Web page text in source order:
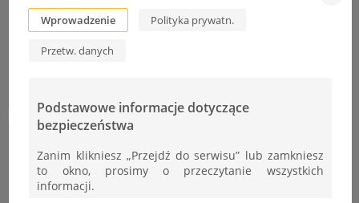
Wprowadzenie Polityka prywatn.
Przetw. danych
Podstawowe informacje dotyczące
bezpieczeństwa
Zanim klikniesz „Przejdź do serwisu” lub zamkniesz
to okno, prosimy o przeczytanie wszystkich
informacji.